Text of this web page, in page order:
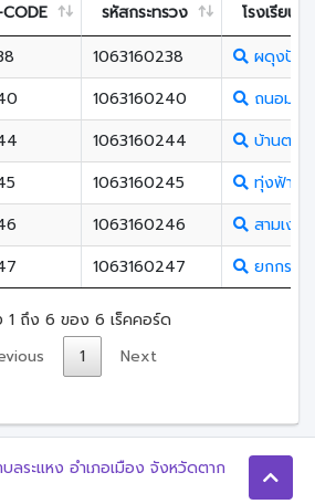
รหัสกระทรวง
โรงเรียน
1063160238
ผดุงปัญ
1063160240
ถนอมรา
1063160244
บ้านตาก
1063160245
ทุ่งฟ้าวิ
1063160246
สามเงา
1063160247 ยกกระบั
1 ถึง 6 ของ 6 เร็คคอร์ด
1 Next
ลระแหง อำเภอเมือง จังหวัดตาก